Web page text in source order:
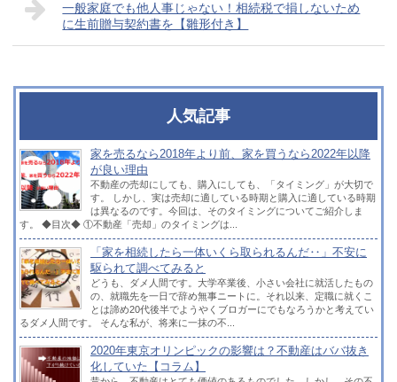
一般家庭でも他人事じゃない！相続税で損しないため
に生前贈与契約書を【雛形付き】
人気記事
家を売るなら2018年より前、家を買うなら2022年以降
が良い理由
不動産の売却にしても、購入にしても、「タイミング」が大切で
す。 しかし、実は売却に適している時期と購入に適している時期
は異なるのです。今回は、そのタイミングについてご紹介しま
す。 ◆目次◆ ①不動産「売却」のタイミングは...
「家を相続したら一体いくら取られるんだ‥」不安に
駆られて調べてみると
どうも、ダメ人間です。大学卒業後、小さい会社に就活したもの
の、就職先を一日で辞め無事ニートに。それ以来、定職に就くこ
とは諦め20代後半でようやくブロガーにでもなろうかと考えてい
るダメ人間です。 そんな私が、将来に一抹の不...
2020年東京オリンピックの影響は？不動産はババ抜き
化していた【コラム】